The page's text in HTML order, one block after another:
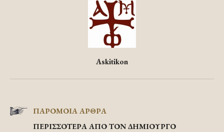
Askitikon
ΠΑΡΟΜΟΙΑ ΑΡΘΡΑ
ΠΕΡΙΣΣΟΤΕΡΑ ΑΠΟ ΤΟΝ ΔΗΜΙΟΥΡΓΟ